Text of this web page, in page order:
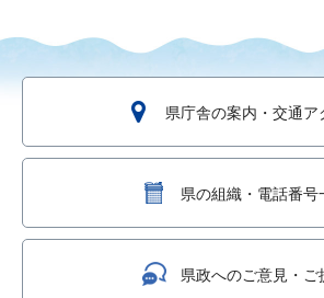
県庁舎の案内・交通ア
県の組織・電話番号
県政へのご意見・ご